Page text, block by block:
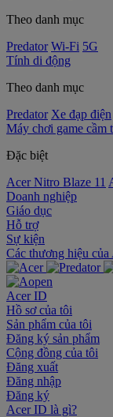
Theo danh mục
Predator Wi-Fi 5G
Tính di động
Theo danh mục
Predator Xe đạp điện
Máy chơi game cầm
Đặc biệt
Acer Nitro Blaze 11
Doanh nghiệp
Giáo dục
Hỗ trợ
Sự kiện
‌Các thương hiệu của
Acer ID
Hồ sơ của tôi
Sản phẩm của tôi
Đăng ký sản phẩm
Cộng đồng của tôi
Đăng xuất
Đăng nhập
Đăng ký
Acer ID là gì?